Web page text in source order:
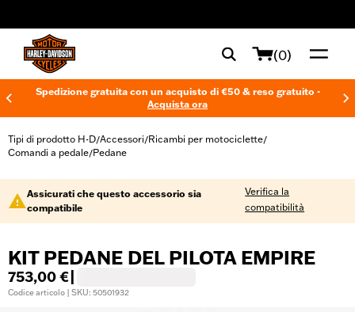
(0)
Spedizione gratuita con un acquisto di €50 & reso gratuito -
Acquista ora
Tipi di prodotto H-D/Accessori/Ricambi per motociclette/
Comandi a pedale/Pedane
Assicurati che questo accessorio sia
compatibile
Verifica la
compatibilità
KIT PEDANE DEL PILOTA EMPIRE
753,00 €
Codice articolo | SKU: 50501932